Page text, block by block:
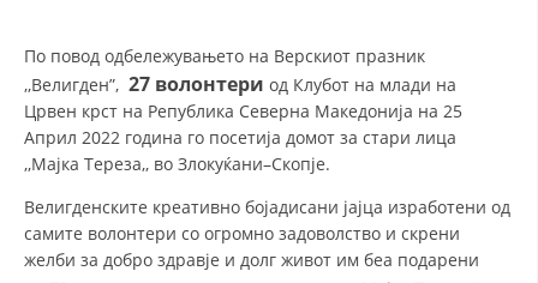
СТРАТЕГИИ
ЕДУКАТИВНО ИНФОРМАТИВНИ МАТЕРИЈАЛИ
По повод одбележувањето на Верскиот празник
,,Велигден”, 27 волонтери од Клубот на млади на
Црвен крст на Република Северна Македонија на 25
Април 2022 година го посетија домот за стари лица
,,Мајка Тереза,, во Злокуќани–Скопје.
Велигденските креативно бојадисани јајца изработени од
самите волонтери со огромно задоволство и скрени
желби за добро здравје и долг живот им беа подарени